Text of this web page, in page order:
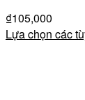
₫105,000
Lựa chọn các